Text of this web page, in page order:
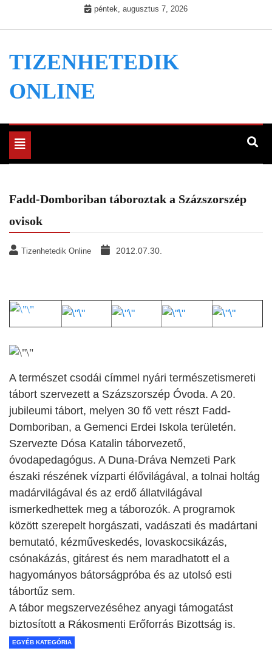
péntek, augusztus 7, 2026
TIZENHETEDIK
ONLINE
Toggle
navigation
Fadd-Domboriban táboroztak a Százszorszép
ovisok
Tizenhetedik Online 2012.07.30.
A természet csodái címmel nyári természetismereti
tábort szervezett a Százszorszép Óvoda. A 20.
jubileumi tábort, melyen 30 fő vett részt Fadd-
Domboriban, a Gemenci Erdei Iskola területén.
Szervezte Dósa Katalin táborvezető,
óvodapedagógus. A Duna-Dráva Nemzeti Park
északi részének vízparti élővilágával, a tolnai holtág
madárvilágával és az erdő állatvilágával
ismerkedhettek meg a táborozók. A programok
között szerepelt horgászati, vadászati és madártani
bemutató, kézműveskedés, lovaskocsikázás,
csónakázás, gitárest és nem maradhatott el a
hagyományos bátorságpróba és az utolsó esti
tábortűz sem.
A tábor megszervezéséhez anyagi támogatást
biztosított a Rákosmenti Erőforrás Bizottság is.
EGYÉB KATEGÓRIA